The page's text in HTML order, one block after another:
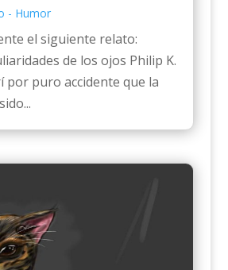
- Humor
el siguiente relato:
de los ojos Philip K.
por puro accidente que la